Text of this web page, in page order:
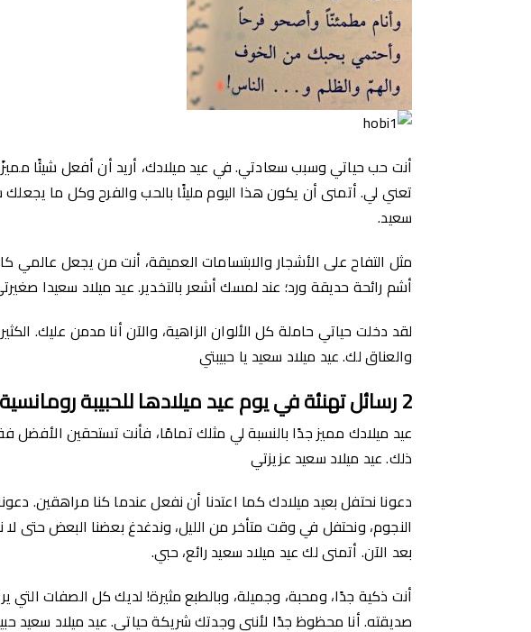
أنت حب حياتي وسبب سعادتي. في عيد ميلادك، أريد أن أفعل شيئًا
تعني لي. أتمنى أن يكون هذا اليوم مليئًا بالحب والفرح وكل ما يجعلك
سعيد.
مثل التفاح على الأشجار والابتسامات العميقة، أنت من يجعل عالمي
أشم رائحة حديقة ورد؛ عند لمسك أشعر بالتخدير. عيد ميلاد سعيدا
لقد دخلت حياتي حاملة كل الألوان الزاهية، والآن أنا مدمن عليك.
والعناق لك. عيد ميلاد سعيد يا حبيبتي
2رسائلتهنئة في يوم عيد ميلادها للحبيبة رومانسية
عيد ميلادك مميز جدًا بالنسبة لي مثلك تمامًا، فأنت تستحقين الأفضل
ذلك. عيد ميلاد سعيد عزيزتي
دعونا نحتفل بعيد ميلادك كما اعتدنا أن نفعل عندما كنا مراهقين.
النجوم، ونحتفل في وقت متأخر من الليل، وندغدغ بعضنا البعض حتى
بعد الآن. أتمنى لك عيد ميلاد سعيد رائع، حبي.
أنت ذكية جدًا، ومحبة، وجميلة، وبالطبع مثيرة! لديك كل الصفات
صديقته. أنا محظوظ جدًا لأنني وجدتك شريكة حياتي. عيد ميلاد سعيد